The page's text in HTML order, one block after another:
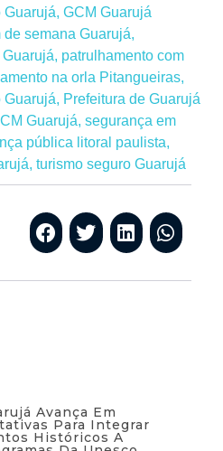
Guarujá, GCM Guarujá
de semana Guarujá,
, patrulhamento com
na orla Pitangueiras,
Guarujá, Prefeitura de Guarujá
Guarujá, segurança em
pública litoral paulista,
, turismo seguro Guarujá
Avança Em
Para Integrar
Históricos A